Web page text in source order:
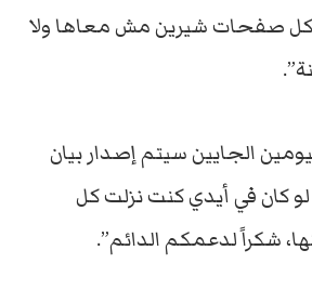
كل صفحات شيرين مش معاها ولا
الجايين سيتم إصدار بيان
كان في أيدي كنت نزلت كل
شكراً لدعمكم الدائم”.